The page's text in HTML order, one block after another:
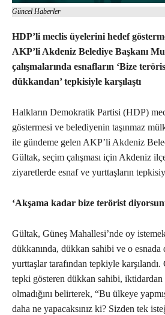
Güncel Haberler
HDP’li meclis üyelerini hedef
AKP’li Akdeniz Belediye Başkanı
çalışmalarında esnafların ‘Bize
dükkandan’ tepkisiyle karşılaştı
Halkların Demokratik Partisi (HDP)
göstermesi ve belediyenin taşınmaz
ile gündeme gelen AKP’li Akdeniz
Gültak, seçim çalışması için Akdeniz
ziyaretlerde esnaf ve yurttaşların
‘Akşama kadar bize terörist
Gültak, Güneş Mahallesi’nde oy
dükkanında, dükkan sahibi ve o
yurttaşlar tarafından tepkiyle karşılandı.
tepki gösteren dükkan sahibi,
olmadığını belirterek, “Bu ülkeye
daha ne yapacaksınız ki? Sizden tek